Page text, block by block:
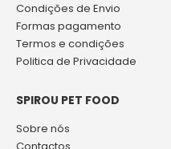
Condições de Envio
Formas pagamento
Termos e condições
Politica de Privacidade
SPIROU PET FOOD
Sobre nós